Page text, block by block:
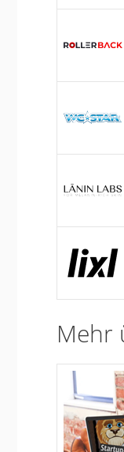
Mehr